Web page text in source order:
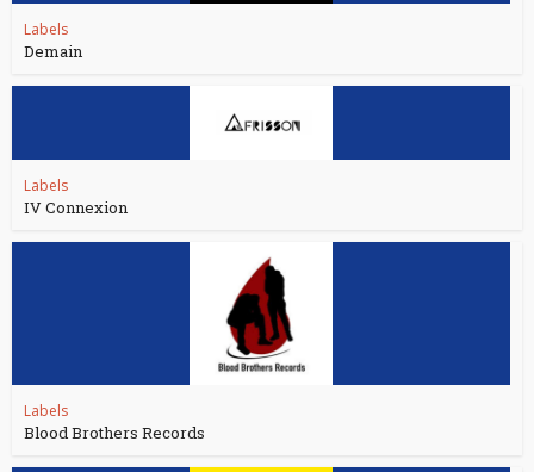
Labels
Demain
Labels
IV Connexion
Labels
Blood Brothers Records